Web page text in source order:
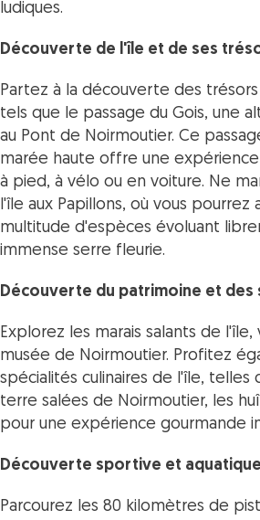
ludiques.
Découverte de l'île et de ses
Partez à la découverte des
tels que le passage du Gois, une
au Pont de Noirmoutier. Ce
marée haute offre une expérience
à pied, à vélo ou en voiture. Ne
l'île aux Papillons, où vous pourrez
multitude d'espèces évoluant
immense serre fleurie.
Découverte du patrimoine et des
Explorez les marais salants de
musée de Noirmoutier. Profitez
spécialités culinaires de l'île, telles
terre salées de Noirmoutier, les
pour une expérience gourmande
Découverte sportive et aquatique
Parcourez les 80 kilomètres de